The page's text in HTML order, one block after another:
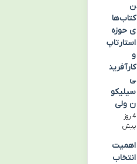
ن
کتاب‌ها
ی حوزه
استارتاپ
و
کارآفرین
ی
سیلیکو
ن ولی
4 روز
پیش
اهمیت
انتخاب